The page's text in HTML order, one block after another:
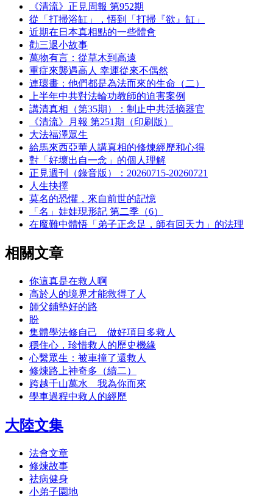
《清流》正見周報 第952期
從「打掃浴缸」，悟到「打掃『欲』缸」
近期在日本真相點的一些體會
勸三退小故事
萬物有言：從草木到高遠
重症來襲遇高人 幸運從來不偶然
連環畫：他們都是為法而來的生命（二）
上半年中共對法輪功教師的迫害案例
講清真相（第35期）：制止中共活摘器官
《清流》月報 第251期（印刷版）
大法福澤眾生
給馬來西亞華人講真相的修煉經歷和心得
對「好壞出自一念」的個人理解
正見週刊（錄音版）：20260715-20260721
人生抉擇
莫名的恐懼，來自前世的記憶
「名」娃娃現形記 第二季（6）
在魔難中體悟「弟子正念足，師有回天力」的法理
相關文章
你這真是在救人啊
高於人的境界才能救得了人
師父鋪墊好的路
盼
集體學法修自己 做好項目多救人
穩住心，珍惜救人的歷史機緣
心繫眾生：被車撞了還救人
修煉路上神奇多（續二）
跨越千山萬水 我為你而來
學車過程中救人的經歷
大陸文集
法會文章
修煉故事
祛病健身
小弟子園地